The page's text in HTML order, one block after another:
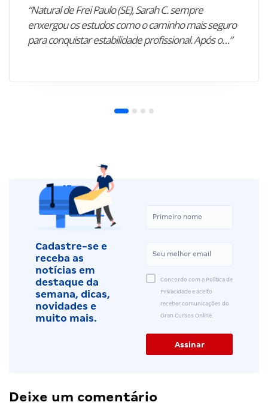
“Natural de Frei Paulo (SE), Sarah C. sempre
enxergou os estudos como o caminho mais seguro
para conquistar estabilidade profissional. Após o…”
Cadastre-se e
receba as
notícias em
destaque da
semana, dicas,
novidades e
muito mais.
Concordo com a Política de
Privacidade e aceito
receber comunicações do
Gran Cursos Online.
Deixe um comentário